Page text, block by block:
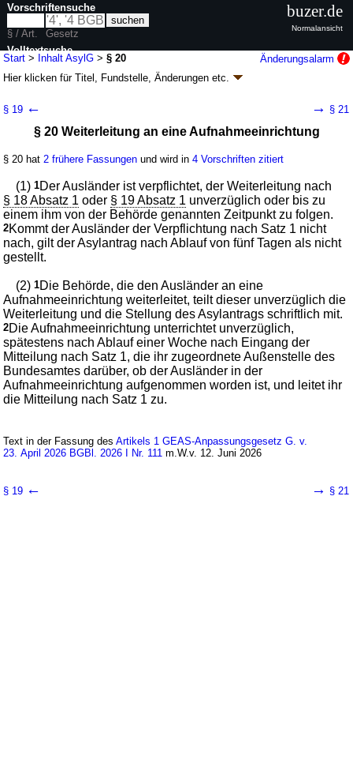
Start > Inhalt AsylG >§ 20
Änderungsalarm
Hier klicken fürTitel, Fundstelle, Änderungen etc.
Artikel 10G. v. 21.07.2026BGBl. 2026 I Nr. 221
43 weitere Fassungen | Drucksachen / Entwurf / Begründung
Abschnitt 4 Asylverfahren
Unterabschnitt 2 Einleitung des Asylverfahrens
§ 19 ← → § 21
§ 20 Weiterleitung an eine Aufnahmeeinrichtung
§ 20 hat 2 frühere Fassungen und wird in4 Vorschriften zitiert
(1)1Der Ausländer ist verpflichtet, der Weiterleitung nach
§ 18 Absatz 1 oder § 19 Absatz 1 unverzüglich oder bis zu
einem ihm von der Behörde genannten Zeitpunkt zu folgen.
2Kommt der Ausländer der Verpflichtung nach Satz 1 nicht
nach, gilt der Asylantrag nach Ablauf von fünf Tagen als nicht
gestellt.
(2)1Die Behörde, die den Ausländer an eine
Aufnahmeeinrichtung weiterleitet, teilt dieser unverzüglich die
Weiterleitung und die Stellung des Asylantrags schriftlich mit.
2Die Aufnahmeeinrichtung unterrichtet unverzüglich,
spätestens nach Ablauf einer Woche nach Eingang der
Mitteilung nach Satz 1, die ihr zugeordnete Außenstelle des
Bundesamtes darüber, ob der Ausländer in der
Aufnahmeeinrichtung aufgenommen worden ist, und leitet ihr
die Mitteilung nach Satz 1 zu.
Text in der Fassung desArtikels 1 GEAS-Anpassungsgesetz G. v.
23. April 2026 BGBl. 2026 I Nr. 111 m.W.v. 12. Juni 2026
§ 19 ← → § 21
Vorschriftensuche
§ / Art.
Gesetz
Volltextsuche
nur in AsylG
buzer.de
Normalansicht